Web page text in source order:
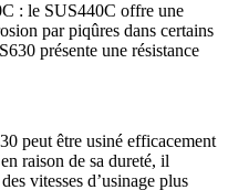
: le SUS440C offre une
par piqûres dans certains
présente une résistance
peut être usiné efficacement
raison de sa dureté, il
vitesses d’usinage plus